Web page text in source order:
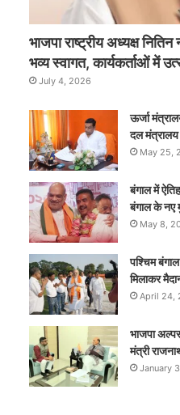
भाजपा राष्ट्रीय अध्यक्ष
भव्य स्वागत, कार्यकर्ताओं में
July 4, 2026
ऊर्जा
दल मंत्रालय
May 25,
बंगाल में
बंगाल के नए
May 8,
पश्चिम
मिलाकर
April 24,
भाजपा
मंत्री
January